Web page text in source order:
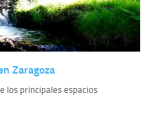
Zaragoza
los principales espacios